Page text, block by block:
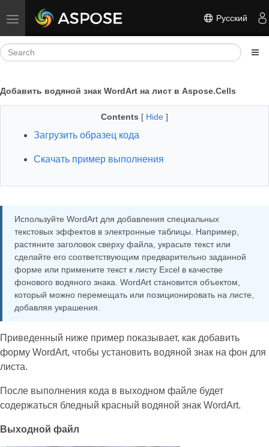
Toggle navigation Русский
Добавить водяной знак WordArt на лист в Aspose.Cells
Contents [ Hide ]
Загрузить образец кода
Скачать пример выполнения
Используйте WordArt для добавления специальных
текстовых эффектов в электронные таблицы. Например,
растяните заголовок сверху файла, украсьте текст или
сделайте его соответствующим предварительно заданной
форме или примените текст к листу Excel в качестве
фонового водяного знака. WordArt становится объектом,
который можно перемещать или позиционировать на листе,
добавляя украшения.
Приведенный ниже пример показывает, как добавить
форму WordArt, чтобы установить водяной знак на фон для
листа.
После выполнения кода в выходном файле будет
содержаться бледный красный водяной знак WordArt.
Выходной файл